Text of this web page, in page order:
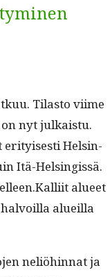
Tilas­to viime
nyt julka­istu.
eri­tyis­es­ti Helsin­
Itä-Helsingis­sä.
alueet
alueil­la
neliöhin­nat ja